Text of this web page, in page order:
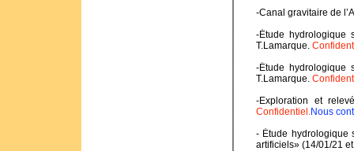
-Canal gravitaire de
-Étude hydrologique
T.Lamarque.
-Étude hydrologique
T.Lamarque.
-Exploration et
Confidentiel.Nous
- Étude hydrologique
artificiels» (14/01/21